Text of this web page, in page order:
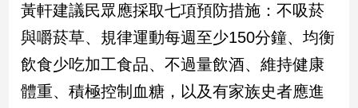
星
聞
流
行/
時
黃軒建議民眾應採取七項預防措施：不吸菸
與嚼菸草、規律運動每週至少150分鐘、均衡
飲食少吃加工食品、不過量飲酒、維持健康
體重、積極控制血糖，以及有家族史者應進